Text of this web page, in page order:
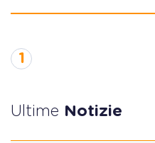
1
Ultime Notizie